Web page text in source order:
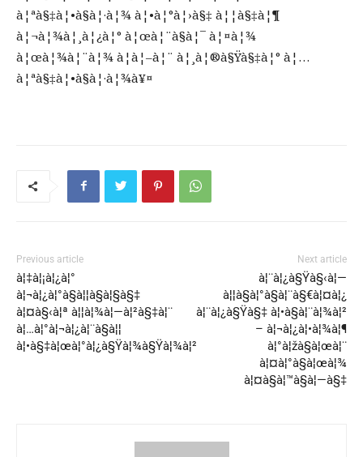
à¦ªà§‡à¦•à§à¦·à¦¾ à¦•à¦°à¦›à§‡ à¦¦à§‡à¦¶
à¦¬à¦¾à¦¸à¦¿à¦° à¦œà¦¨à§à¦¯ à¦¤à¦¾
à¦œà¦¾à¦¨à¦¾ à¦à¦–à¦¨ à¦¸à¦®à§Ÿà§‡à¦° à¦…
à¦ªà§‡à¦•à§à¦·à¦¾à¥¤
Previous article
à¦‡à¦¡à¦¿à¦°
à¦¬à¦¿à¦°à§à¦¦à§à¦§à§‡
à¦¤à§‹à¦ª à¦¦à¦¾à¦—à¦²à§‡à¦¨
à¦…à¦°à¦¬à¦¿à¦¨à§à¦¦
à¦•à§‡à¦œà¦°à¦¿à§Ÿà¦¾à§Ÿà¦¾à¦²
Next article
à¦¨à¦¿à§Ÿà§‹à¦—
à¦¦à§à¦°à§à¦¨à§€à¦¤à¦¿
à¦¨à¦¿à§Ÿà§‡ à¦•à§à¦¨à¦¾à¦²
– à¦¬à¦¿à¦•à¦¾à¦¶
à¦°à¦žà§à¦œà¦¨
à¦¤à¦°à§à¦œà¦¾
à¦¤à§à¦™à§à¦—à§‡